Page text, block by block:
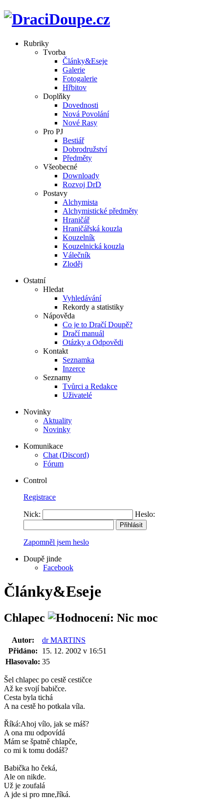
Rubriky
Tvorba
Články&Eseje
Galerie
Fotogalerie
Hřbitov
Doplňky
Dovednosti
Nová Povolání
Nové Rasy
Pro PJ
Bestiář
Dobrodružství
Předměty
Všeobecné
Downloady
Rozvoj DrD
Postavy
Alchymista
Alchymistické předměty
Hraničář
Hraničářská kouzla
Kouzelník
Kouzelnická kouzla
Válečník
Zloděj
Ostatní
Hledat
Vyhledávání
Rekordy a statistiky
Nápověda
Co je to Dračí Doupě?
Dračí manuál
Otázky a Odpovědi
Kontakt
Seznamka
Inzerce
Seznamy
Tvůrci a Redakce
Uživatelé
Novinky
Aktuality
Novinky
Komunikace
Chat (Discord)
Fórum
Control
Registrace
Nick: Heslo:
Zapomněl jsem heslo
Doupě jinde
Facebook
Články&Eseje
Chlapec
Autor:
dr MARTINS
Přidáno:
15. 12. 2002 v 16:51
Hlasovalo: 35
Šel chlapec po cestě cestičce
Až ke svojí babičce.
Cesta byla tichá
A na cestě ho potkala víla.
Říká:Ahoj vílo, jak se máš?
A ona mu odpovídá
Mám se špatně chlapče,
co mi k tomu dodáš?
Babička ho čeká,
Ale on nikde.
Už je zoufalá
A jde si pro mne,říká.